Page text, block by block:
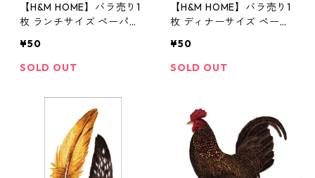
【H&M HOME】バラ売り1
枚 ランチサイズ ペーパー
ホワイト
¥50
SOLD OUT
【H&M HOME】バラ売り1
枚 ディナーサイズ ペーパ
イト
¥50
SOLD OUT